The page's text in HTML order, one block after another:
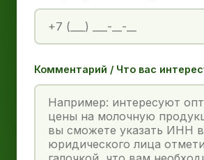
Комментарий / Что вас